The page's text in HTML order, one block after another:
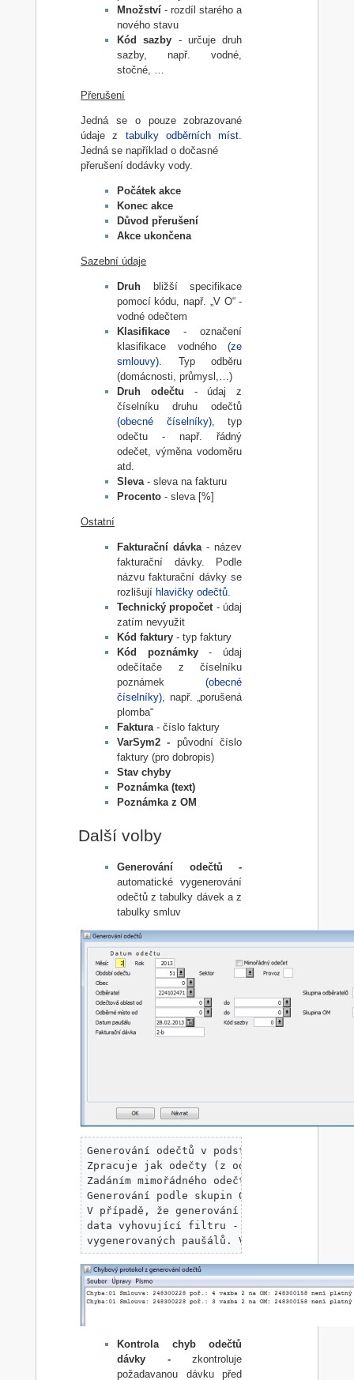
Množství - rozdíl starého a
nového stavu
Kód sazby - určuje druh
sazby, např. vodné,
stočné, …
Přerušení
Jedná se o pouze zobrazované
údaje z tabulky odběrních míst
Jedná se například o dočasné
přerušení dodávky vody.
Počátek akce
Konec akce
Důvod přerušení
Akce ukončena
Sazební údaje
Druh
bližší specifikace
pomocí kódu, např. „V O“ -
vodné odečtem
Klasifikace- označení
klasifikace vodného(ze
smlouvy). Typ odběru
(domácnosti, průmysl,…)
Druh odečtu - údaj z
číselníku druhu odečtů
(obecné číselníky), typ
odečtu - např. řádný
odečet, výměna vodoměru
atd.
Sleva - sleva na fakturu
Procento- sleva [%]
Ostatní
Fakturační dávka- název
fakturační dávky. Podle
názvu fakturační dávky se
rozlišují hlavičky odečtů.
Technický propočet - údaj
zatím nevyužit
Kód faktury - typ faktury
Kód poznámky- údaj
odečítače z číselníku
poznámek(obecné
číselníky), např. „porušená
plomba“
Faktura - číslo faktury
VarSym2 - původní číslo
faktury (pro dobropis)
Stav chyby
Poznámka (text)
Poznámka z OM
Další volby
Generování odečtů -
automatické vygenerování
odečtů z tabulky dávek a z
tabulky smluv
Generování odečtů v podstatě vyrobí
Zpracuje jak odečty (z odečtových
Zadáním mimořádného odečtu program
Generování podle skupin OM nebo
V případě, že generování proběhne bez
data vyhovující filtru - vytiskne program
vygenerovaných paušálů. V opačném
Kontrola chyb odečtů
dávky -zkontroluje
požadavanou dávku před